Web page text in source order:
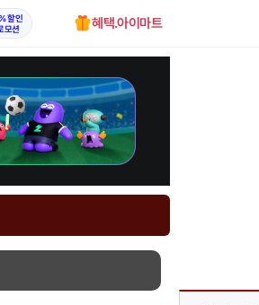
할인
모션
혜택.아이마트